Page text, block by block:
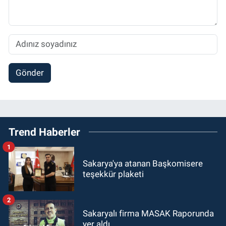
Gönder
Trend Haberler
Sakarya'ya atanan Başkomisere
teşekkür plaketi
1
Sakaryalı firma MASAK Raporunda
yer aldı
2